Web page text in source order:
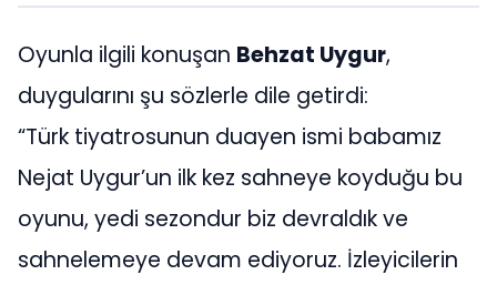
Oyunla ilgili konuşan Behzat Uygur,
duygularını şu sözlerle dile getirdi:
“Türk tiyatrosunun duayen ismi babamız
Nejat Uygur’un ilk kez sahneye koyduğu bu
oyunu, yedi sezondur biz devraldık ve
sahnelemeye devam ediyoruz. İzleyicilerin